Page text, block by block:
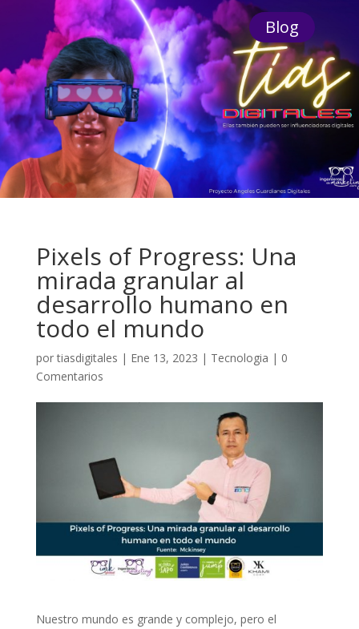
Blog
Pixels of Progress: Una
mirada granular al
desarrollo humano en
todo el mundo
portiasdigitales | Ene 13, 2023 | Tecnologia | 0
Comentarios
Nuestro mundo es grande y complejo, pero el